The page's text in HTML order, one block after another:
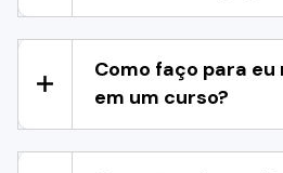
Como faço para
em um curso?